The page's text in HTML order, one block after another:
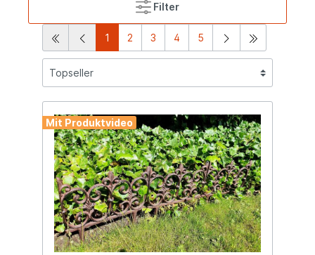
Filter
1 2 3 4 5
Mit Produktvideo